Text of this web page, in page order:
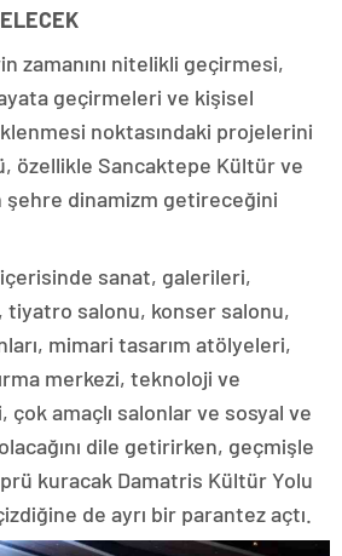
zamanını nitelikli geçirmesi,
geçirmeleri ve kişisel
noktasındaki projelerini
özellikle Sancaktepe Kültür ve
şehre dinamizm getireceğini
sanat, galerileri,
tiyatro salonu, konser salonu,
mimari tasarım atölyeleri,
merkezi, teknoloji ve
amaçlı salonlar ve sosyal ve
dile getirirken, geçmişle
kuracak Damatris Kültür Yolu
de ayrı bir parantez açtı.